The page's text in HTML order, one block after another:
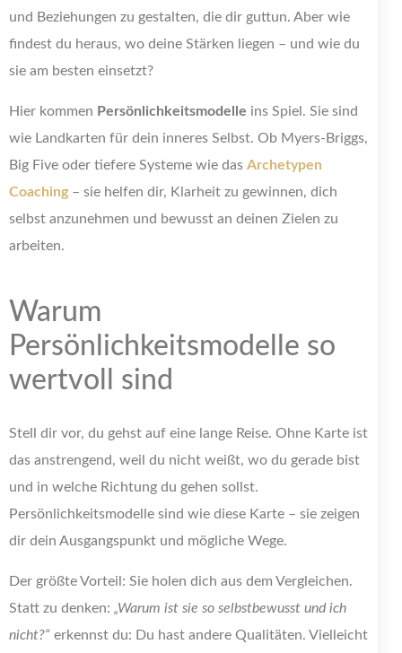
und Beziehungen zu gestalten, die dir guttun. Aber wie
findest du heraus, wo deine Stärken liegen – und wie du
sie am besten einsetzt?
Hier kommen Persönlichkeitsmodelle ins Spiel. Sie sind
wie Landkarten für dein inneres Selbst. Ob Myers-Briggs,
Big Five oder tiefere Systeme wie das Archetypen
Coaching– sie helfen dir, Klarheit zu gewinnen, dich
selbst anzunehmen und bewusst an deinen Zielen zu
arbeiten.
Warum
Persönlichkeitsmodelle so
wertvoll sind
Stell dir vor, du gehst auf eine lange Reise. Ohne Karte ist
das anstrengend, weil du nicht weißt, wo du gerade bist
und in welche Richtung du gehen sollst.
Persönlichkeitsmodelle sind wie diese Karte – sie zeigen
dir dein Ausgangspunkt und mögliche Wege.
Der größte Vorteil: Sie holen dich aus dem Vergleichen.
Statt zu denken: „Warum ist sie so selbstbewusst und ich
nicht?“ erkennst du: Du hast andere Qualitäten. Vielleicht